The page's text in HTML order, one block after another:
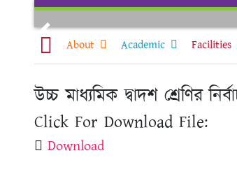
Previous
About Academic Facilities
উচ্চ মাধ্যমিক দ্বাদশ শ্রেণির
Click For Download File:
Download